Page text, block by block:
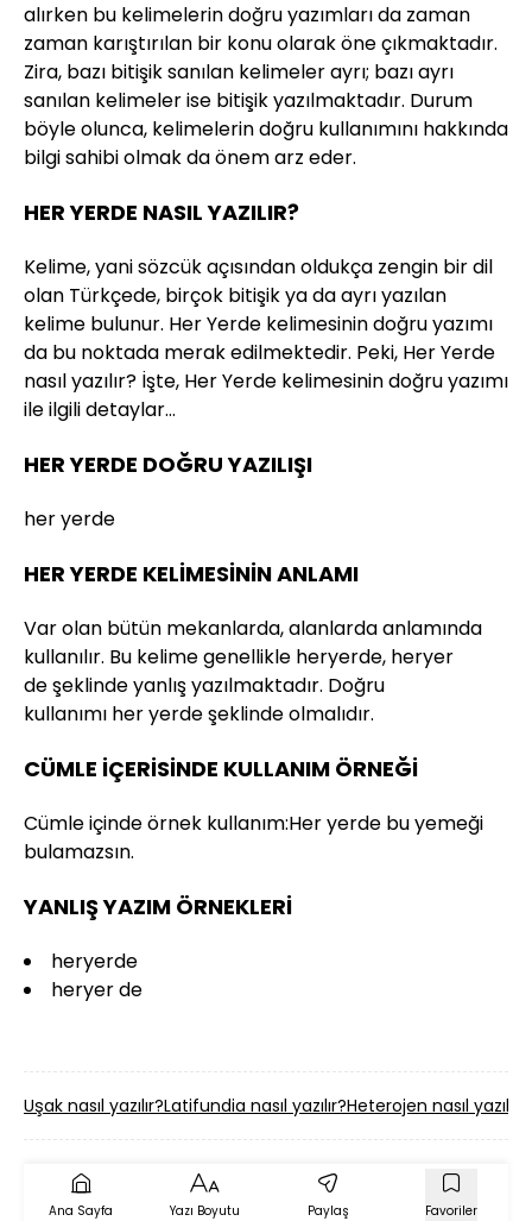
alırken bu kelimelerin doğru yazımları da zaman
zaman karıştırılan bir konu olarak öne çıkmaktadır.
Zira, bazı bitişik sanılan kelimeler ayrı; bazı ayrı
sanılan kelimeler ise bitişik yazılmaktadır. Durum
böyle olunca, kelimelerin doğru kullanımını hakkında
bilgi sahibi olmak da önem arz eder.
HER YERDE NASIL YAZILIR?
Kelime, yani sözcük açısından oldukça zengin bir dil
olan Türkçede, birçok bitişik ya da ayrı yazılan
kelime bulunur. Her Yerde kelimesinin doğru yazımı
da bu noktada merak edilmektedir. Peki, Her Yerde
nasıl yazılır? İşte, Her Yerde kelimesinin doğru yazımı
ile ilgili detaylar…
HER YERDE DOĞRU YAZILIŞI
her yerde
HER YERDE KELİMESİNİN ANLAMI
Var olan bütün mekanlarda, alanlarda anlamında
kullanılır. Bu kelime genellikle heryerde, heryer
de şeklinde yanlış yazılmaktadır. Doğru
kullanımı her yerde şeklinde olmalıdır.
CÜMLE İÇERİSİNDE KULLANIM ÖRNEĞİ
Cümle içinde örnek kullanım:Her yerde bu yemeği
bulamazsın.
YANLIŞ YAZIM ÖRNEKLERİ
heryerde
heryer de
Uşak nasıl yazılır?Latifundia nasıl yazılır?Heterojen nasıl yazılır?
Ana Sayfa Yazı Boyutu Paylaş Favoriler